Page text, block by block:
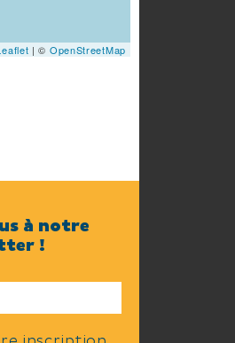
| © OpenStreetMap
à notre
!